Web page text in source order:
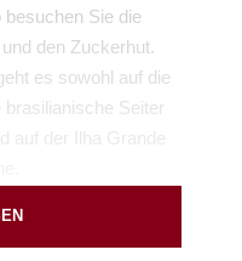
besuchen Sie die
den Zuckerhut.
es sowohl auf die
Seiter